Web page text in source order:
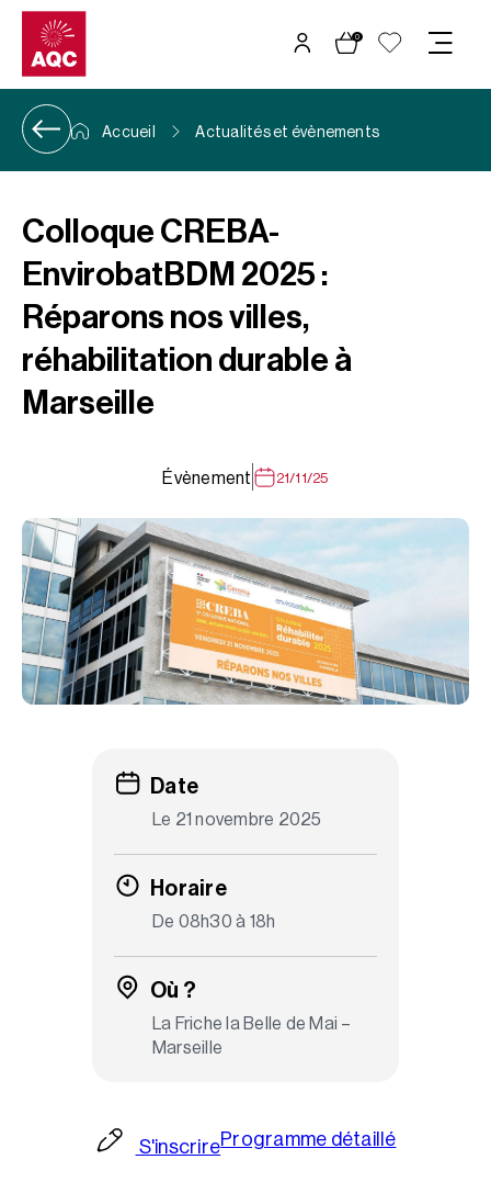
Panneau de gestion des cookies
0
Accueil Actualités et évènements
Colloque CREBA-
EnvirobatBDM 2025 :
Réparons nos villes,
réhabilitation durable à
Marseille
Évènement 21/11/25
Date
Le 21 novembre 2025
Horaire
De 08h30 à 18h
Où ?
La Friche la Belle de Mai –
Marseille
S'inscrireProgramme détaillé